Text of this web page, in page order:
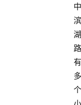
中
滨
湖
路
有
多
个